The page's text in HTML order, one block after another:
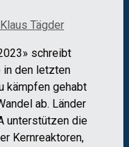
Klaus Tägder
schreibt
in den letzten
kämpfen gehabt
ab. Länder
unterstützen die
Kernreaktoren,